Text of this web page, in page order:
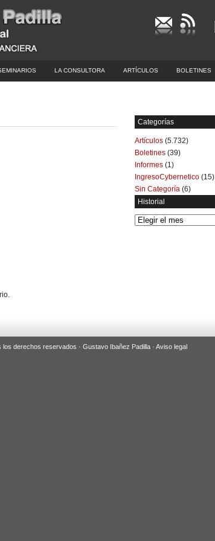
LA CONSULTORA ARTÍCULOS BOLETINES
Categorías
Artículos (5.732)
Boletines (39)
Informes (1)
IngresoCybernetico (15)
Sin Categoría (6)
Historial
Historial
los derechos reservados · Gustavo Ibañez Padilla · Aviso legal